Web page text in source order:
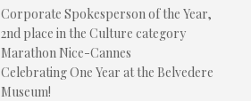
Corporate Spokesperson of the Year,
2nd place in the Culture category
Marathon Nice-Cannes
Celebrating One Year at the Belvedere
Museum!